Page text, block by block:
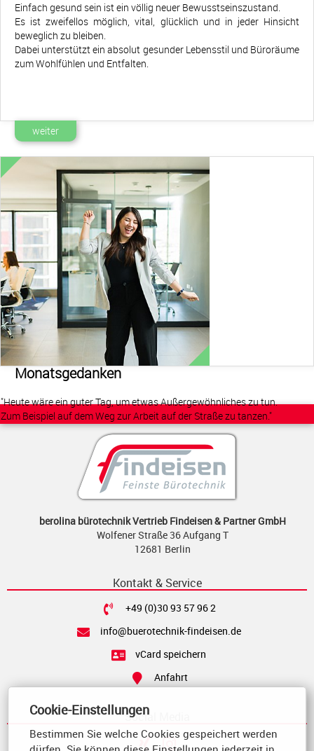
Einfach gesund sein ist ein völlig neuer Bewusstseinszustand.
Es ist zweifellos möglich, vital, glücklich und in jeder Hinsicht
beweglich zu bleiben.
Dabei unterstützt ein absolut gesunder Lebensstil und Büroräume
zum Wohlfühlen und Entfalten.
weiter
Monatsgedanken
"Heute wäre ein guter Tag, um etwas Außergewöhnliches zu tun.
Zum Beispiel auf dem Weg zur Arbeit auf der Straße zu tanzen."
berolina bürotechnik Vertrieb Findeisen & Partner GmbH
Wolfener Straße 36 Aufgang T
12681 Berlin
Kontakt & Service
+49 (0)30 93 57 96 2
info@buerotechnik-findeisen.de
vCard speichern
Anfahrt
Social Media
Cookie-Einstellungen
Bestimmen Sie welche Cookies gespeichert werden